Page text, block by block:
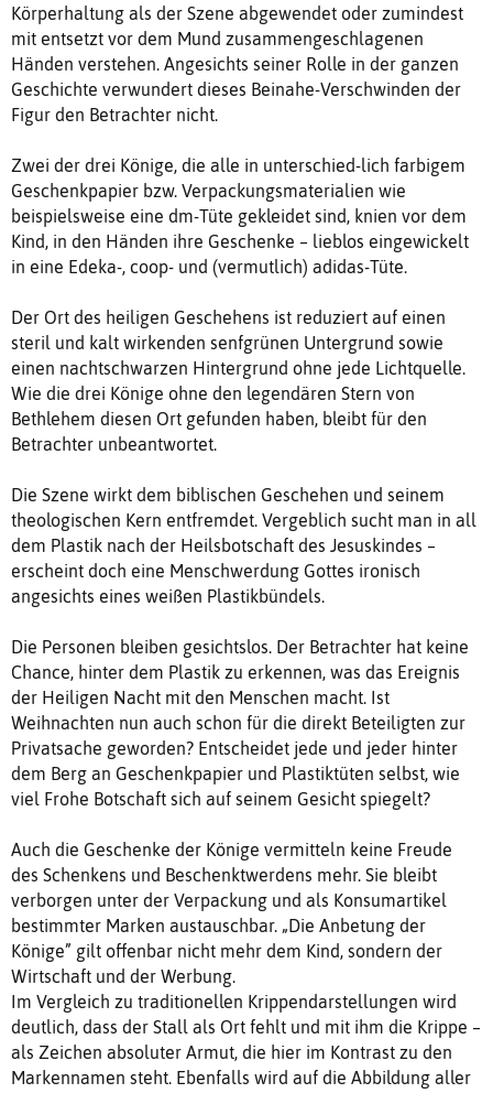
Körperhaltung als der Szene abgewendet oder zumindest
mit entsetzt vor dem Mund zusammengeschlagenen
Händen verstehen. Angesichts seiner Rolle in der ganzen
Geschichte verwundert dieses Beinahe-Verschwinden der
Figur den Betrachter nicht.
Zwei der drei Könige, die alle in unterschied-lich farbigem
Geschenkpapier bzw. Verpackungsmaterialien wie
beispielsweise eine dm-Tüte gekleidet sind, knien vor dem
Kind, in den Händen ihre Geschenke – lieblos eingewickelt
in eine Edeka-, coop- und (vermutlich) adidas-Tüte.
Der Ort des heiligen Geschehens ist reduziert auf einen
steril und kalt wirkenden senfgrünen Untergrund sowie
einen nachtschwarzen Hintergrund ohne jede Lichtquelle.
Wie die drei Könige ohne den legendären Stern von
Bethlehem diesen Ort gefunden haben, bleibt für den
Betrachter unbeantwortet.
Die Szene wirkt dem biblischen Geschehen und seinem
theologischen Kern entfremdet. Vergeblich sucht man in all
dem Plastik nach der Heilsbotschaft des Jesuskindes –
erscheint doch eine Menschwerdung Gottes ironisch
angesichts eines weißen Plastikbündels.
Die Personen bleiben gesichtslos. Der Betrachter hat keine
Chance, hinter dem Plastik zu erkennen, was das Ereignis
der Heiligen Nacht mit den Menschen macht. Ist
Weihnachten nun auch schon für die direkt Beteiligten zur
Privatsache geworden? Entscheidet jede und jeder hinter
dem Berg an Geschenkpapier und Plastiktüten selbst, wie
viel Frohe Botschaft sich auf seinem Gesicht spiegelt?
Auch die Geschenke der Könige vermitteln keine Freude
des Schenkens und Beschenktwerdens mehr. Sie bleibt
verborgen unter der Verpackung und als Konsumartikel
bestimmter Marken austauschbar. „Die Anbetung der
Könige” gilt offenbar nicht mehr dem Kind, sondern der
Wirtschaft und der Werbung.
Im Vergleich zu traditionellen Krippendarstellungen wird
deutlich, dass der Stall als Ort fehlt und mit ihm die Krippe –
als Zeichen absoluter Armut, die hier im Kontrast zu den
Markennamen steht. Ebenfalls wird auf die Abbildung aller